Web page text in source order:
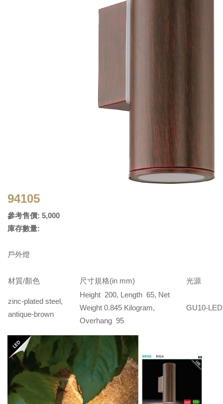
94105
參考售價: 5,000
庫存數量:
戶外燈
材質/顏色 尺寸規格(in mm) 光源
zinc-plated steel,
antique-brown
Height 200, Length 65, Net
Weight 0.845 Kilogram,
Overhang 95
GU10-LED